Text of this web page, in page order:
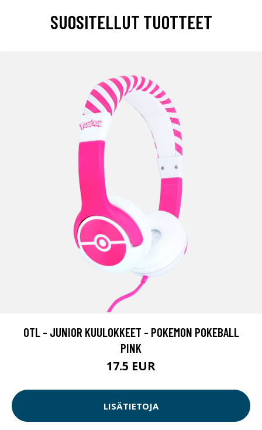
SUOSITELLUT TUOTTEET
OTL - JUNIOR KUULOKKEET - POKEMON POKEBALL
PINK
17.5 EUR
LISÄTIETOJA